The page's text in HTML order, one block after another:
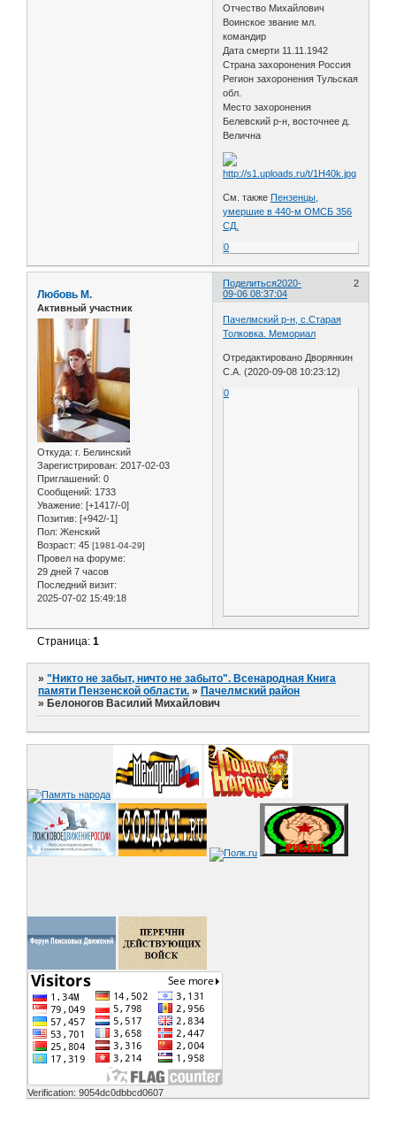
Отчество Михайлович
Воинское звание мл.
командир
Дата смерти 11.11.1942
Страна захоронения Россия
Регион захоронения Тульская
обл.
Место захоронения
Белевский р-н, восточнее д.
Велична
См. такжеПензенцы,
умершие в 440-м ОМСБ 356
СД.
0
Поделиться 2
2020-
09-06 08:37:04
Любовь М.
Активный участник
Откуда: г. Белинский
Зарегистрирован: 2017-02-03
Приглашений: 0
Сообщений: 1733
Уважение: [+1417/-0]
Позитив: [+942/-1]
Пол: Женский
Возраст: 45 [1981-04-29]
Провел на форуме:
29 дней 7 часов
Последний визит:
2025-07-02 15:49:18
Пачелмский р-н, с.Старая
Толковка. Мемориал
Отредактировано Дворянкин
С.А. (2020-09-08 10:23:12)
0
Страница:1
»"Никто не забыт, ничто не забыто". Всенародная Книга
памяти Пензенской области. »Пачелмский район
»Белоногов Василий Михайлович
Verification: 9054dc0dbbcd0607